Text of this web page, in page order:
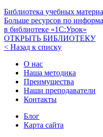
Библиотека учебных
Больше ресурсов по
в библиотеке «1С:Урок»
ОТКРЫТЬ БИБЛИОТЕКУ
< Назад к списку
О нас
Наша методика
Преимущества
Наши преподаватели
Контакты
Блог
Карта сайта